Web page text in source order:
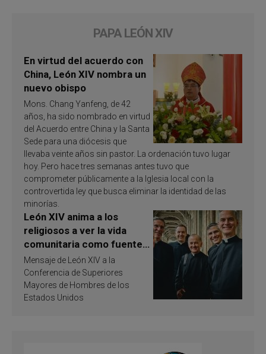
PAPA LEÓN XIV
En virtud del acuerdo con
China, León XIV nombra un
nuevo obispo
Mons. Chang Yanfeng, de 42
años, ha sido nombrado en virtud
del Acuerdo entre China y la Santa
Sede para una diócesis que
llevaba veinte años sin pastor. La ordenación tuvo lugar
hoy. Pero hace tres semanas antes tuvo que
comprometer públicamente a la Iglesia local con la
controvertida ley que busca eliminar la identidad de las
minorías.
León XIV anima a los
religiosos a ver la vida
comunitaria como fuente
de inspiración y
santificación
Mensaje de León XIV a la
Conferencia de Superiores
Mayores de Hombres de los
Estados Unidos